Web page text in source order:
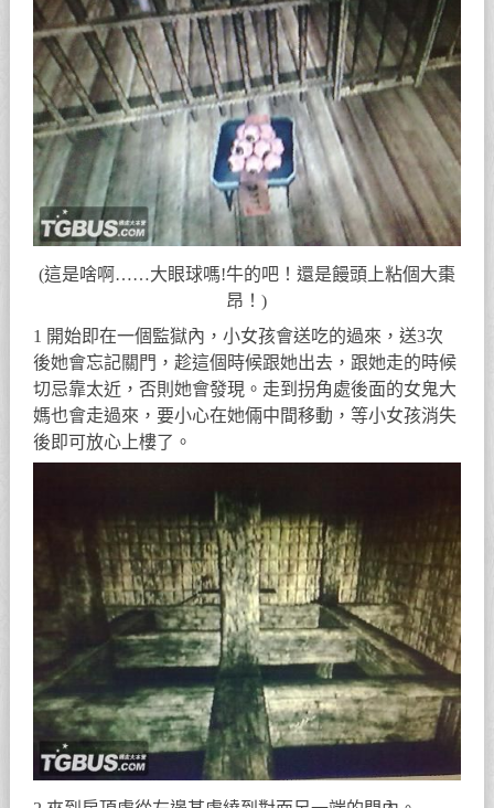
(這是啥啊……大眼球嗎!牛的吧！還是饅頭上粘個大棗
昂！)
1 開始即在一個監獄內，小女孩會送吃的過來，送3次
後她會忘記關門，趁這個時候跟她出去，跟她走的時候
切忌靠太近，否則她會發現。走到拐角處後面的女鬼大
媽也會走過來，要小心在她倆中間移動，等小女孩消失
後即可放心上樓了。